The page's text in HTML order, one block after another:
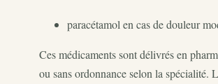
paracétamol en cas de douleur
Ces médicaments sont délivrés en
ou sans ordonnance selon la spécialité.